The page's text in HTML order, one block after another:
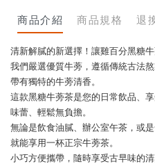
商品介紹 商品規格 退
清新解膩的新選擇！讓雞百分黑糖
我們嚴選優質牛蒡，遵循傳統古法
帶有獨特的牛蒡清香。
這款黑糖牛蒡茶是您的日常飲品、
味蕾、輕鬆無負擔。
無論是飲食油膩、辦公室午茶，或
就能享用一杯正宗牛蒡茶。
小巧方便攜帶，隨時享受古早味的